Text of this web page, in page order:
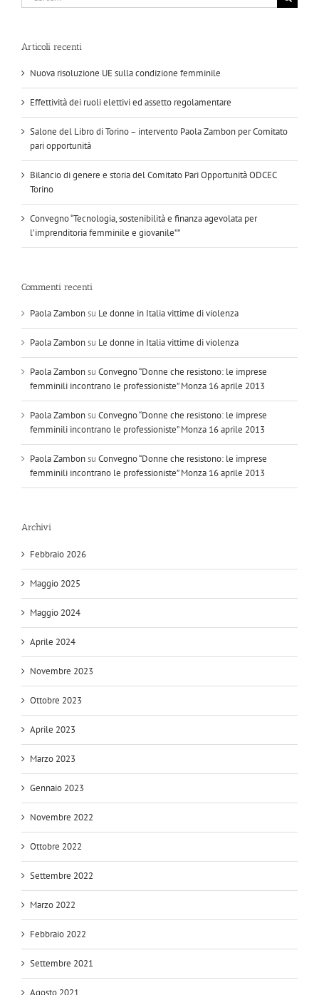
per:
Articoli recenti
Nuova risoluzione UE sulla condizione femminile
Effettività dei ruoli elettivi ed assetto regolamentare
Salone del Libro di Torino – intervento Paola Zambon per Comitato
pari opportunità
Bilancio di genere e storia del Comitato Pari Opportunità ODCEC
Torino
Convegno “Tecnologia, sostenibilità e finanza agevolata per
l’imprenditoria femminile e giovanile””
Commenti recenti
Paola Zambonsu Le donne in Italia vittime di violenza
Paola Zambonsu Le donne in Italia vittime di violenza
Paola Zambonsu Convegno “Donne che resistono: le imprese
femminili incontrano le professioniste” Monza 16 aprile 2013
Paola Zambonsu Convegno “Donne che resistono: le imprese
femminili incontrano le professioniste” Monza 16 aprile 2013
Paola Zambonsu Convegno “Donne che resistono: le imprese
femminili incontrano le professioniste” Monza 16 aprile 2013
Archivi
Febbraio 2026
Maggio 2025
Maggio 2024
Aprile 2024
Novembre 2023
Ottobre 2023
Aprile 2023
Marzo 2023
Gennaio 2023
Novembre 2022
Ottobre 2022
Settembre 2022
Marzo 2022
Febbraio 2022
Settembre 2021
Agosto 2021